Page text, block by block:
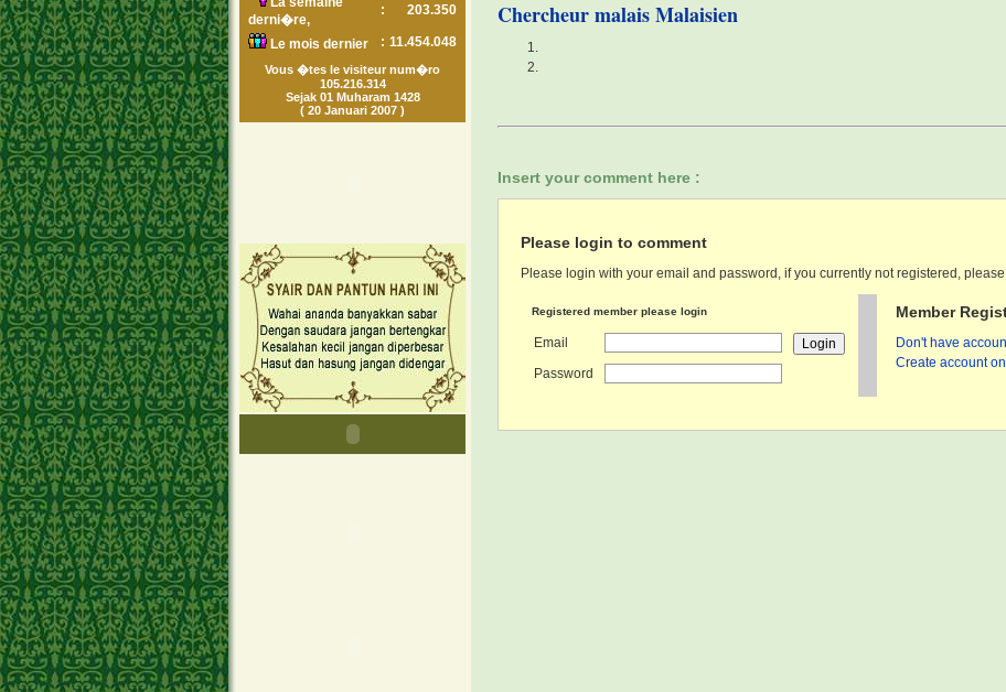
derni�re,
: 203.350
Le mois dernier : 11.454.048
Vous �tes le visiteur num�ro
105.216.314
Sejak 01 Muharam 1428
( 20 Januari 2007 )
Chercheur malais Malaisien
Insert your comment here :
Please login to comment
Please login with your email and password, if you currently not registered,
Registered member please login
Email
Password
Member
Don't have
Create account